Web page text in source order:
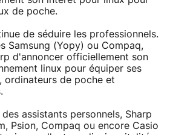
de poche.
de séduire les professionnels.
Samsung (Yopy) ou Compaq,
d'annoncer officiellement son
linux pour équiper ses
ordinateurs de poche et
assistants personnels, Sharp
Psion, Compaq ou encore Casio